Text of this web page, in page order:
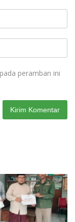
peramban ini